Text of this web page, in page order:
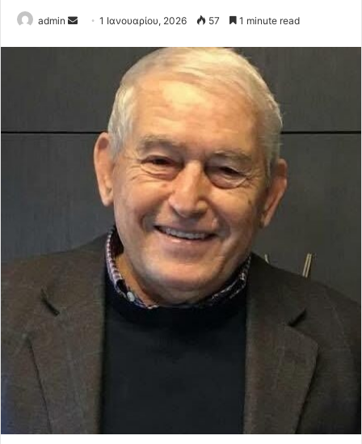
admin
Send1 Ιανουαρίου, 2026 57 1 minute read